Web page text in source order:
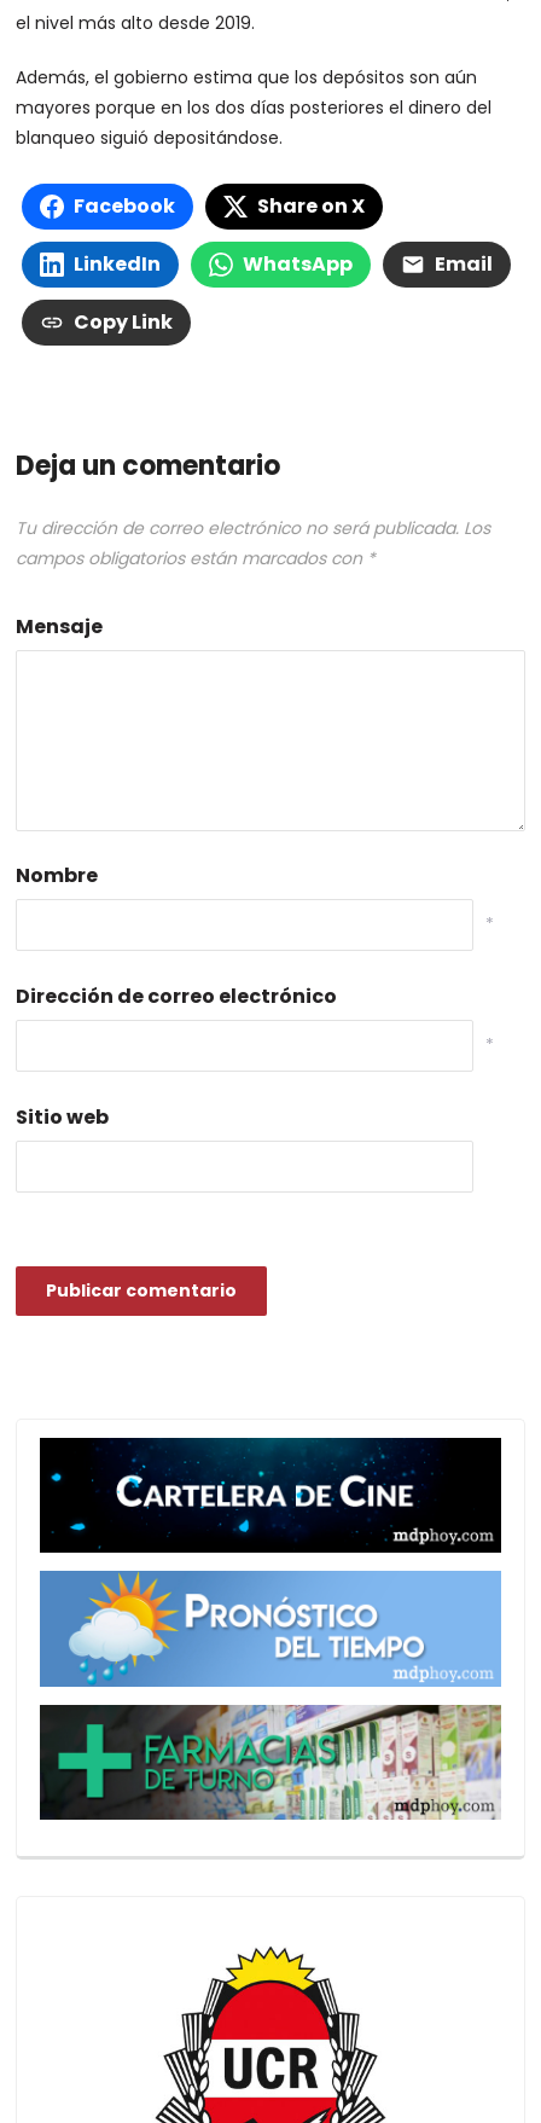
el nivel más alto desde 2019.
Además, el gobierno estima que los depósitos son aún
mayores porque en los dos días posteriores el dinero del
blanqueo siguió depositándose.
Facebook Share on X
LinkedIn WhatsApp Email
Copy Link
Deja un comentario
Tu dirección de correo electrónico no será publicada. Los
campos obligatorios están marcados con *
Mensaje
Nombre
*
Dirección de correo electrónico
*
Sitio web